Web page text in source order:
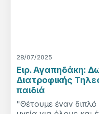
28/07/2025
Ειρ. Αγαπηδάκη:
Διατροφικής
παιδιά
"Θέτουμε έναν